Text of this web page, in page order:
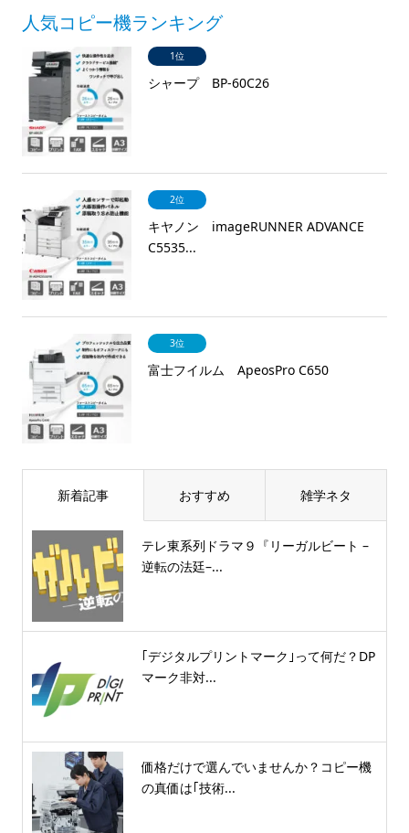
人気コピー機ランキング
1位
シャープ BP-60C26
2位
キヤノン imageRUNNER ADVANCE
C5535...
3位
富士フイルム ApeosPro C650
新着記事 おすすめ 雑学ネタ
テレ東系列ドラマ９『リーガルビート –
逆転の法廷–...
｢デジタルプリントマーク｣って何だ？DP
マーク非対...
価格だけで選んでいませんか？コピー機
の真価は｢技術...